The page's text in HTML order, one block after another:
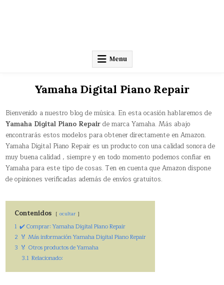
Menu
Yamaha Digital Piano Repair
Bienvenido a nuestro blog de música. En esta ocasión hablaremos de
Yamaha Digital Piano Repairde marca Yamaha. Más abajo
encontrarás estos modelos para obtener directamente en Amazon.
Yamaha Digital Piano Repair es un producto con una calidad sonora de
muy buena calidad , siempre y en todo momento podemos confiar en
Yamaha para este tipo de cosas. Ten en cuenta que Amazon dispone
de opiniones verificadas además de envíos gratuitos.
Contenidos ocultar
1 ✔️ Comprar: Yamaha Digital Piano Repair
2 🏅 Más información Yamaha Digital Piano Repair
3 🏅 Otros productos de Yamaha
3.1 Relacionado: